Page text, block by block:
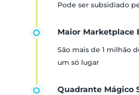
Pode ser subsidiado
Maior Marketplace
São mais de 1 milhão
um só lugar
Quadrante Mágico